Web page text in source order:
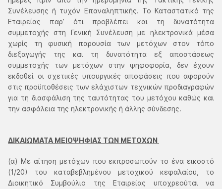
Συνέλευσης ή τυχόν Επαναληπτικής. Το Καταστατικό της
Εταιρείας παρ’ ότι προβλέπει και τη δυνατότητα
συμμετοχής στη Γενική Συνέλευση με ηλεκτρονικά μέσα
χωρίς τη φυσική παρουσία των μετόχων στον τόπο
διεξαγωγής της και τη δυνατότητα εξ αποστάσεως
συμμετοχής των μετόχων στην ψηφοφορία, δεν έχουν
εκδοθεί οι σχετικές υπουργικές αποφάσεις που αφορούν
στις προϋποθέσεις των ελάχιστων τεχνικών προδιαγραφών
για τη διασφάλιση της ταυτότητας του μετόχου καθώς και
την ασφάλεια της ηλεκτρονικής ή άλλης σύνδεσης.
ΔΙΚΑΙΩΜΑΤΑ ΜΕΙΟΨΗΦΙΑΣ ΤΩΝ ΜΕΤΟΧΩΝ
(α) Με αίτηση μετόχων που εκπροσωπούν το ένα εικοστό
(1/20) του καταβεβλημένου μετοχικού κεφαλαίου, το
Διοικητικό Συμβούλιο της Εταιρείας υποχρεούται να